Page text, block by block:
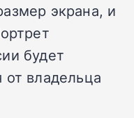
экрана, и
будет
от владельца